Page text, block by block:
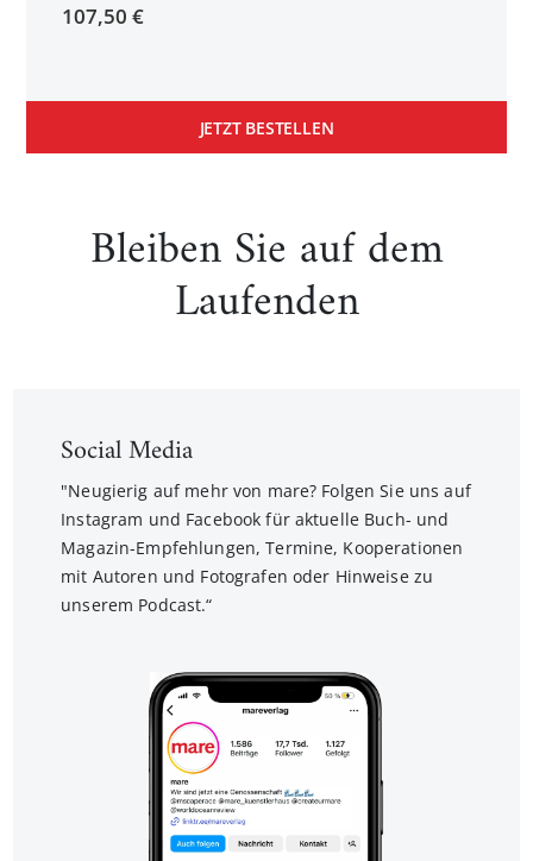
107,50 €
JETZT BESTELLEN
Bleiben Sie auf dem
Laufenden
Social Media
"Neugierig auf mehr von mare? Folgen Sie uns auf
Instagram und Facebook für aktuelle Buch- und
Magazin-Empfehlungen, Termine, Kooperationen
mit Autoren und Fotografen oder Hinweise zu
unserem Podcast.“